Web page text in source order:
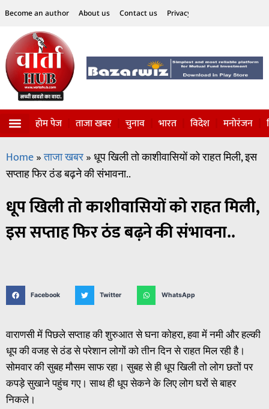
Become an author About us Contact us Privacy Policy
होम पेज ताजा खबर चुनाव भारत विदेश मनोरंजन
Home»ताजा खबर»धूप खिली तो काशीवासियों को राहत मिली, इस
सप्ताह फिर ठंड बढ़ने की संभावना..
धूप खिली तो काशीवासियों को राहत मिली,
इस सप्ताह फिर ठंड बढ़ने की संभावना..
Facebook Twitter WhatsApp
वाराणसी में पिछले सप्ताह की शुरुआत से घना कोहरा, हवा में नमी और हल्की
धूप की वजह से ठंड से परेशान लोगों को तीन दिन से राहत मिल रही है।
सोमवार की सुबह मौसम साफ रहा। सुबह से ही धूप खिली तो लोग छतों पर
कपड़े सुखाने पहुंच गए। साथ ही धूप सेकने के लिए लोग घरों से बाहर
निकले।